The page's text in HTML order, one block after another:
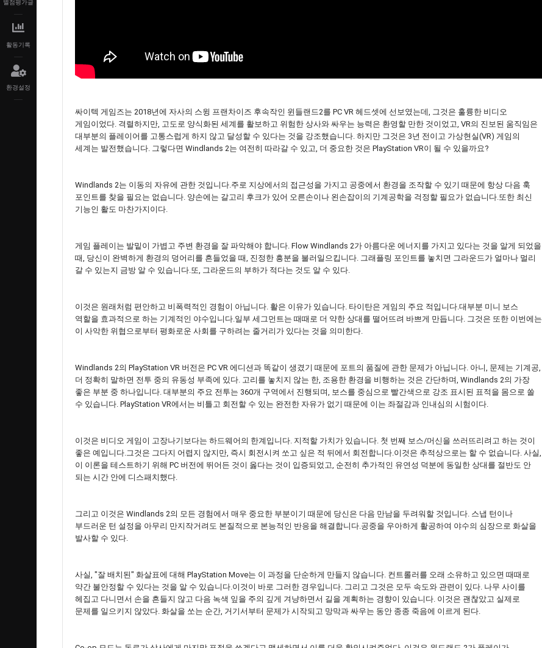
싸이텍 게임즈는 2018년에 자사의 스윙 프랜차이즈 후속작인 윈들랜드2를 PC VR 헤드셋에 선보였는데, 그것은 훌륭한 비디오
게임이었다. 격렬하지만, 고도로 양식화된 세계를 활보하고 위험한 상사와 싸우는 능력은 환영할 만한 것이었고, VR의 진보된 움직임은
대부분의 플레이어를 고통스럽게 하지 않고 달성할 수 있다는 것을 강조했습니다. 하지만 그것은 3년 전이고 가상현실(VR) 게임의
세계는 발전했습니다. 그렇다면 Windlands 2는 여전히 따라갈 수 있고, 더 중요한 것은 PlayStation VR이 될 수 있을까요?
Windlands 2는 이동의 자유에 관한 것입니다.주로 지상에서의 접근성을 가지고 공중에서 환경을 조작할 수 있기 때문에 항상 다음 훅
포인트를 찾을 필요는 없습니다. 양손에는 갈고리 후크가 있어 오른손이나 왼손잡이의 기계공학을 걱정할 필요가 없습니다.또한 최신
기능인 활도 마찬가지이다.
게임 플레이는 발밑이 가볍고 주변 환경을 잘 파악해야 합니다. Flow Windlands 2가 아름다운 에너지를 가지고 있다는 것을 알게 되었을
때, 당신이 완벽하게 환경의 덩어리를 흔들었을 때, 진정한 흥분을 불러일으킵니다. 그래플링 포인트를 놓치면 그라운드가 얼마나 멀리
갈 수 있는지 금방 알 수 있습니다.또, 그라운드의 부하가 적다는 것도 알 수 있다.
이것은 원래처럼 편안하고 비폭력적인 경험이 아닙니다. 활은 이유가 있습니다. 타이탄은 게임의 주요 적입니다.대부분 미니 보스
역할을 효과적으로 하는 기계적인 야수입니다.일부 세그먼트는 때때로 더 약한 상대를 떨어뜨려 바쁘게 만듭니다. 그것은 또한 이번에는
이 사악한 위협으로부터 평화로운 사회를 구하려는 줄거리가 있다는 것을 의미한다.
Windlands 2의 PlayStation VR 버전은 PC VR 에디션과 똑같이 생겼기 때문에 포트의 품질에 관한 문제가 아닙니다. 아니, 문제는 기계공,
더 정확히 말하면 전투 중의 유동성 부족에 있다. 고리를 놓치지 않는 한, 조용한 환경을 비행하는 것은 간단하며, Windlands 2의 가장
좋은 부분 중 하나입니다. 대부분의 주요 전투는 360개 구역에서 진행되며, 보스를 중심으로 빨간색으로 강조 표시된 표적을 몸으로 쏠
수 있습니다. PlayStation VR에서는 비틀고 회전할 수 있는 완전한 자유가 없기 때문에 이는 좌절감과 인내심의 시험이다.
이것은 비디오 게임이 고장나기보다는 하드웨어의 한계입니다. 지적할 가치가 있습니다. 첫 번째 보스/머신을 쓰러뜨리려고 하는 것이
좋은 예입니다.그것은 그다지 어렵지 않지만, 즉시 회전시켜 쏘고 싶은 적 뒤에서 회전합니다.이것은 추적상으로는 할 수 없습니다. 사실,
이 이론을 테스트하기 위해 PC 버전에 뛰어든 것이 옳다는 것이 입증되었고, 순전히 추가적인 유연성 덕분에 동일한 상대를 절반도 안
되는 시간 안에 디스패치했다.
그리고 이것은 Windlands 2의 모든 경험에서 매우 중요한 부분이기 때문에 당신은 다음 만남을 두려워할 것입니다. 스냅 턴이나
부드러운 턴 설정을 아무리 만지작거려도 본질적으로 본능적인 반응을 해결합니다.공중을 우아하게 활공하여 야수의 심장으로 화살을
발사할 수 있다.
사실, "잘 배치된" 화살표에 대해 PlayStation Move는 이 과정을 단순하게 만들지 않습니다. 컨트롤러를 오래 소유하고 있으면 때때로
약간 불안정할 수 있다는 것을 알 수 있습니다.이것이 바로 그러한 경우입니다. 그리고 그것은 모두 속도와 관련이 있다. 나무 사이를
헤집고 다니면서 손을 흔들지 않고 다음 녹색 잎을 주의 깊게 겨냥하면서 길을 계획하는 경향이 있습니다. 이것은 괜찮았고 실제로
문제를 일으키지 않았다. 화살을 쏘는 순간, 거기서부터 문제가 시작되고 망막과 싸우는 동안 종종 죽음에 이르게 된다.
별점평가글
활동기록
환경설정